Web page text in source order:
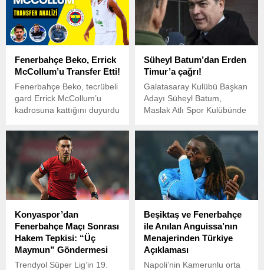
Fenerbahçe Beko, Errick
McCollum’u Transfer Etti!
Fenerbahçe Beko, tecrübeli
gard Errick McCollum’u
kadrosuna kattığını duyurdu
Süheyl Batum’dan Erden
Timur’a çağrı!
Galatasaray Kulübü Başkan
Adayı Süheyl Batum,
Maslak Atlı Spor Kulübünde
araya gelerek
açıklamalarda bulundu.
Konyaspor’dan
Fenerbahçe Maçı Sonrası
Hakem Tepkisi: “Üç
Maymun” Göndermesi
Trendyol Süper Lig’in 19.
Beşiktaş ve Fenerbahçe
ile Anılan Anguissa’nın
Menajerinden Türkiye
Açıklaması
Napoli’nin Kamerunlu orta